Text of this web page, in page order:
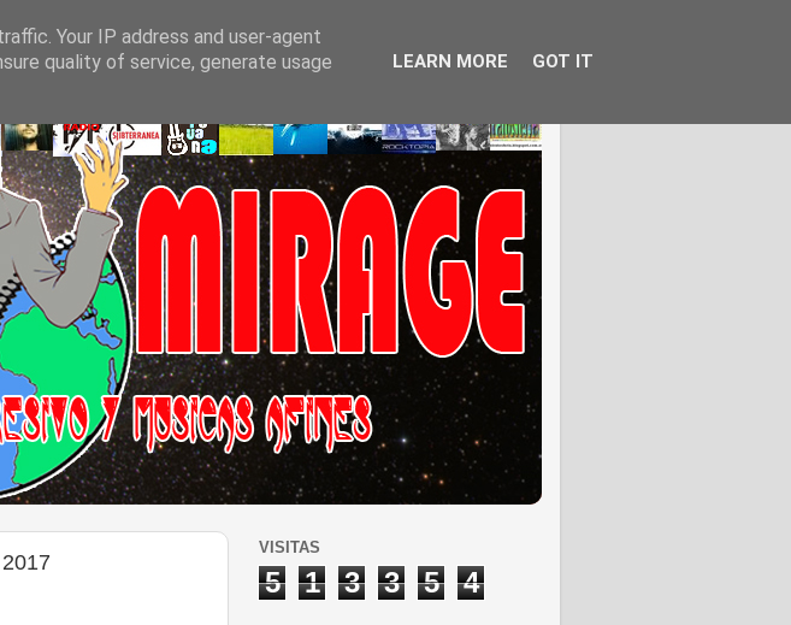
VISITAS
5 1 3 3 5 4
Your IP address and user-agent
quality of service, generate usage
LEARN MORE GOT IT